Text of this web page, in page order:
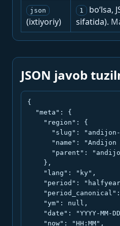
json
(ixtiyoriy)
1
bo‘lsa,
sifatida).
JSON javob
{
  "meta": {
    "region": {
"slug":
"name": "Andijon
"parent":
    },
    "lang": "ky",
"period":
    "ym": null,
"date": "YYYY-MM-
    "now": "HH:MM",